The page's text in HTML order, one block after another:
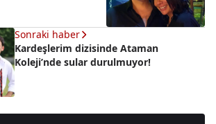
Sonraki haber
Kardeşlerim dizisinde Ataman
Koleji’nde sular durulmuyor!